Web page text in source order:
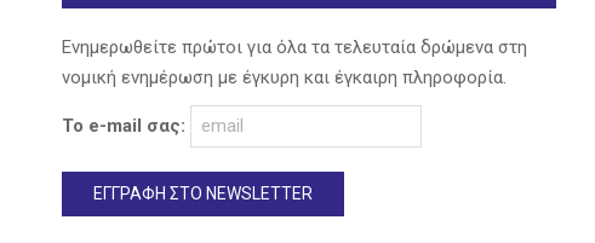
Ενημερωθείτε πρώτοι για όλα τα τελευταία δρώμενα στη
νομική ενημέρωση με έγκυρη και έγκαιρη πληροφορία.
Το e-mail σας: